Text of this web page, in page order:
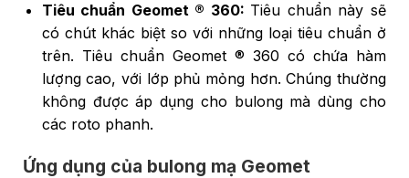
Tiêu chuẩn Geomet ® 360: Tiêu chuẩn này sẽ
có chút khác biệt so với những loại tiêu chuẩn ở
trên. Tiêu chuẩn Geomet ® 360 có chứa hàm
lượng cao, với lớp phủ mỏng hơn. Chúng thường
không được áp dụng cho bulong mà dùng cho
các roto phanh.
Ứng dụng của bulong mạ Geomet